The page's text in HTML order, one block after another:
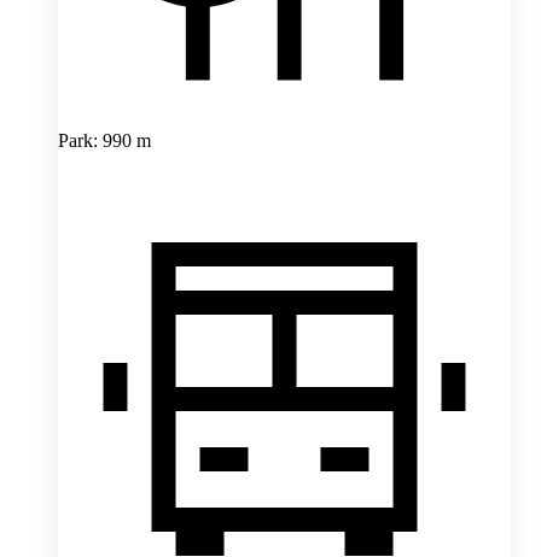
Park: 990 m